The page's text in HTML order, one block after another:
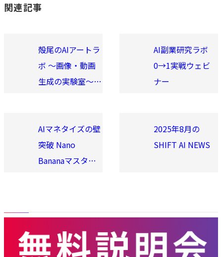
関連記事
殻尾のAIアートラ
ボ 〜画像・動画
生成の実験室〜
AI副業研究ラボ
0→1実戦ウェビ
ナー
AIマネタイズの壁
突破 Nano
Bananaマスター
2025年8月の
SHIFT AI NEWS